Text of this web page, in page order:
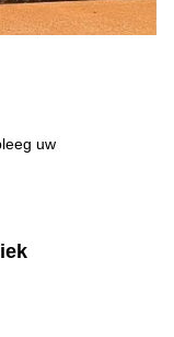
uw